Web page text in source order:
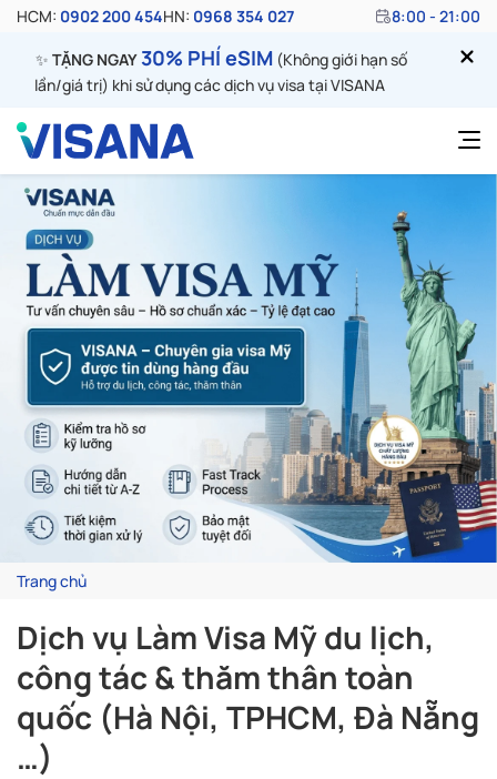
HCM: 0902 200 454HN: 0968 354 027 8:00 - 21:00
✨ TẶNG NGAY30% PHÍ eSIM (Không giới hạn số
lần/giá trị) khi sử dụng các dịch vụ visa tại VISANA
Trang chủ
Dịch vụ Làm Visa Mỹ du lịch,
công tác & thăm thân toàn
quốc (Hà Nội, TPHCM, Đà Nẵng
…)